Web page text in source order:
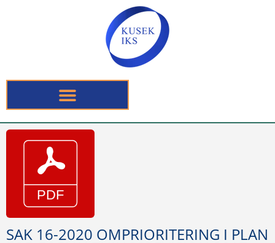
SAK 16-2020 OMPRIORITERING I PLAN